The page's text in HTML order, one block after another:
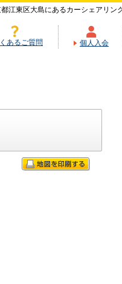
江東区大島にあるカーシェアリン
あるご質問 個人入会